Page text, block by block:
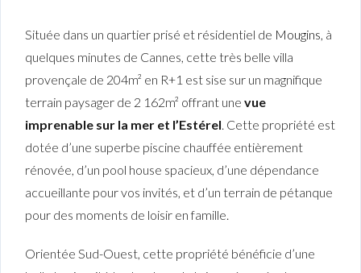
Située dans un quartier prisé et résidentiel de Mougins, à
quelques minutes de Cannes, cette très belle villa
provençale de 204m² en R+1 est sise sur un magnifique
terrain paysager de 2 162m² offrant une vue
imprenable sur la mer et l’Estérel. Cette propriété est
dotée d’une superbe piscine chauffée entièrement
rénovée, d’un pool house spacieux, d’une dépendance
accueillante pour vos invités, et d’un terrain de pétanque
pour des moments de loisir en famille.
Orientée Sud-Ouest, cette propriété bénéficie d’une